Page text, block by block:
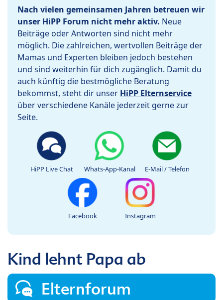
Nach vielen gemeinsamen Jahren betreuen wir
unser HiPP Forum nicht mehr aktiv. Neue
Beiträge oder Antworten sind nicht mehr
möglich. Die zahlreichen, wertvollen Beiträge der
Mamas und Experten bleiben jedoch bestehen
und sind weiterhin für dich zugänglich. Damit du
auch künftig die bestmögliche Beratung
bekommst, steht dir unser HiPP Elternservice
über verschiedene Kanäle jederzeit gerne zur
Seite.
HiPP Live Chat Whats-App-Kanal E-Mail / Telefon
Facebook Instagram
Kind lehnt Papa ab
Elternforum